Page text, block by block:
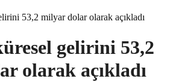
gelirini 53,2
olarak açıkladı